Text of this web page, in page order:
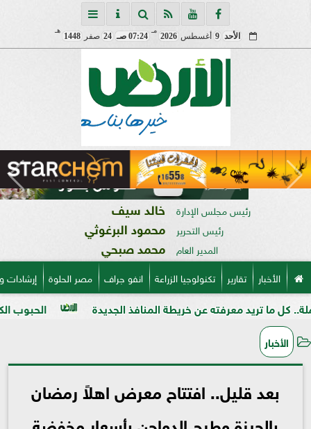
الأحد 9 أغسطس2026
مـ
07:24 صـ 24 صفر1448
هـ
رئيس مجلس الإدارة خالد سيف
رئيس التحرير محمود البرغوثي
المدير العام محمد صبحي
الأخبار تقارير تكنولوجيا الزراعة انفو جراف مصر الحلوة
الحبوب الكاملة معرفته عن خريطة المنافذ الجديدة
الأخبار
بعد قليل.. افتتاح معرض اهلاً رمضان